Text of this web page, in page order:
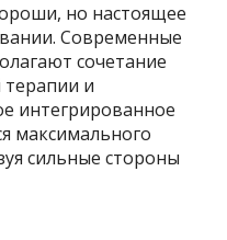
но настоящее
Современные
сочетание
и
интегрированное
максимального
сильные стороны